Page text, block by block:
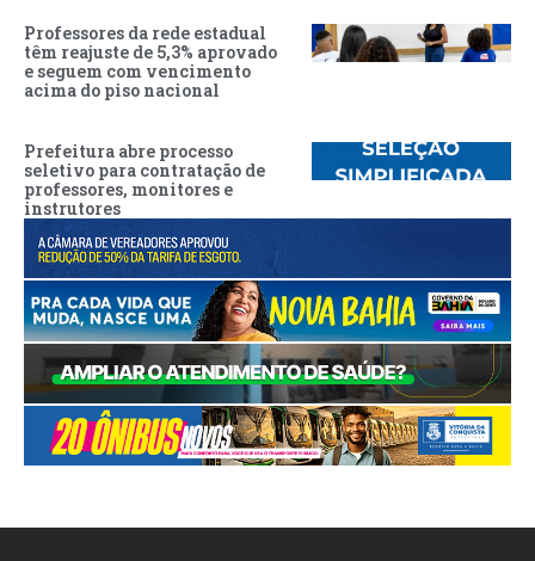
Professores da rede estadual
têm reajuste de 5,3% aprovado
e seguem com vencimento
acima do piso nacional
Prefeitura abre processo
seletivo para contratação de
professores, monitores e
instrutores